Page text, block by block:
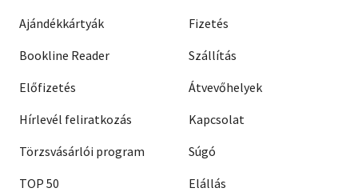
Ajándékkártyák
Bookline Reader
Előfizetés
Hírlevél feliratkozás
Törzsvásárlói program
TOP 50
Fizetés
Szállítás
Átvevőhelyek
Kapcsolat
Súgó
Elállás